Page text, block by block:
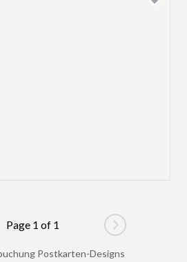
page
Page 1 of 1
Go to next
Postkarten-Designs